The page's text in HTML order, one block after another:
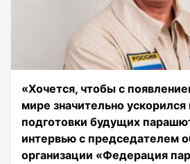
«Хочется, чтобы с
мире значительно
подготовки будущих
интервью с председателем
организации «Федерация